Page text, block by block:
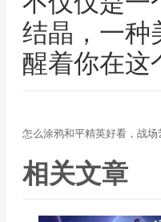
结晶，一种
醒着你在这
怎么涂鸦和平精英好看，战场
相关文章